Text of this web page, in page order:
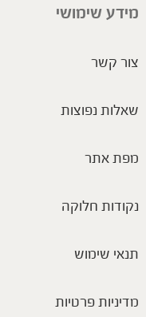
מידע שימושי
צור קשר
שאלות נפוצות
מפת אתר
נקודות חלוקה
תנאי שימוש
מדיניות פרטיות